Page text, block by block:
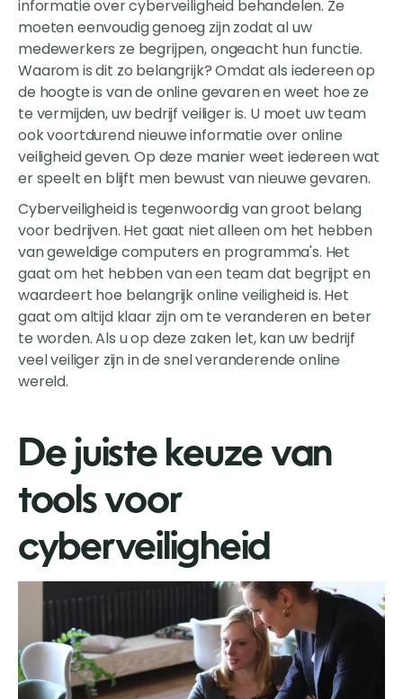
informatie over cyberveiligheid behandelen. Ze
moeten eenvoudig genoeg zijn zodat al uw
medewerkers ze begrijpen, ongeacht hun functie.
Waarom is dit zo belangrijk? Omdat als iedereen op
de hoogte is van de online gevaren en weet hoe ze
te vermijden, uw bedrijf veiliger is. U moet uw team
ook voortdurend nieuwe informatie over online
veiligheid geven. Op deze manier weet iedereen wat
er speelt en blijft men bewust van nieuwe gevaren.
Cyberveiligheid is tegenwoordig van groot belang
voor bedrijven. Het gaat niet alleen om het hebben
van geweldige computers en programma's. Het
gaat om het hebben van een team dat begrijpt en
waardeert hoe belangrijk online veiligheid is. Het
gaat om altijd klaar zijn om te veranderen en beter
te worden. Als u op deze zaken let, kan uw bedrijf
veel veiliger zijn in de snel veranderende online
wereld.
De juiste keuze van
tools voor
cyberveiligheid